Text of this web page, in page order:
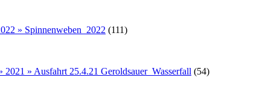
» Spinnenweben_2022 (111)
2021 » Ausfahrt 25.4.21 Geroldsauer_Wasserfall (54)